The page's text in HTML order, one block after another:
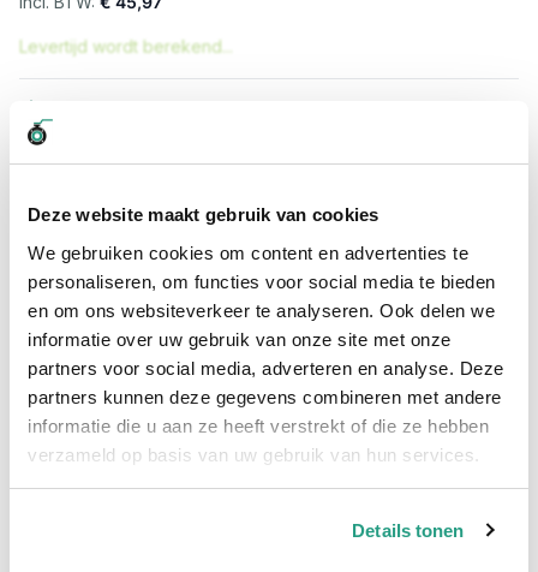
Deze website maakt gebruik van cookies
We gebruiken cookies om content en advertenties te
personaliseren, om functies voor social media te bieden
en om ons websiteverkeer te analyseren. Ook delen we
informatie over uw gebruik van onze site met onze
partners voor social media, adverteren en analyse. Deze
partners kunnen deze gegevens combineren met andere
informatie die u aan ze heeft verstrekt of die ze hebben
verzameld op basis van uw gebruik van hun services.
Details tonen
Levertijd wordt berekend...
Snelle levering
Snel naar
Meer informatie
Meer informatie
Maatvoering koppeling 1 1/4"